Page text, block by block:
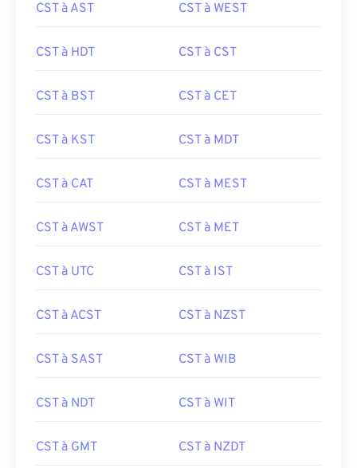
CST à AST CST à WEST
CST à HDT CST à CST
CST à BST CST à CET
CST à KST CST à MDT
CST à CAT CST à MEST
CST à AWST CST à MET
CST à UTC CST à IST
CST à ACST CST à NZST
CST à SAST CST à WIB
CST à NDT CST à WIT
CST à GMT CST à NZDT